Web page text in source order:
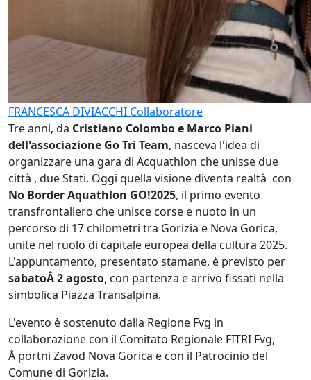
FRANCESCA DIVIACCHI Collaboratore
Tre anni, da Cristiano Colombo e Marco Piani
dell'associazione Go Tri Team, nasceva l'idea di
organizzare una gara di Acquathlon che unisse due
città , due Stati. Oggi quella visione diventa realtà con
No Border Aquathlon GO!2025, il primo evento
transfrontaliero che unisce corse e nuoto in un
percorso di 17 chilometri tra Gorizia e Nova Gorica,
unite nel ruolo di capitale europea della cultura 2025.
L'appuntamento, presentato stamane, è previsto per
sabatoÂ 2 agosto, con partenza e arrivo fissati nella
simbolica Piazza Transalpina.
L'evento è sostenuto dalla Regione Fvg in
collaborazione con il Comitato Regionale FITRI Fvg,
Å portni Zavod Nova Gorica e con il Patrocinio del
Comune di Gorizia.